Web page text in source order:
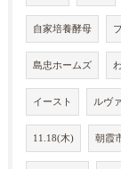
自家培養酵母
島忠ホームズ
イースト ルヴ
11.18(木) 朝霞